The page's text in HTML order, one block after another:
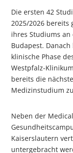
Die ersten 42
2025/2026
ihres Studiums
Budapest.
klinische Phase
Westpfalz-
bereits die
Medizinstudium
Neben der
Kaiserslautern
untergebracht